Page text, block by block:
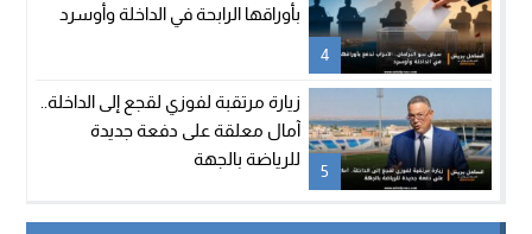
4
بأوراقها الرابحة في الداخلة وأوسرد
5
زيارة مرتقبة لفوزي لقجع إلى الداخلة..
آمال معلقة على دفعة جديدة
للرياضة بالجهة